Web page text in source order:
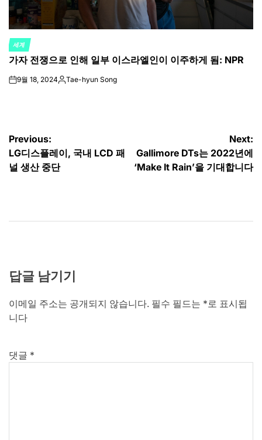
POSTED
IN
세계
가자 전쟁으로 인해 일부 이스라엘인이 이주하게 됨: NPR
on9월 18, 2024Posted
Tae-hyun Song
글
탐
Previous:
LG디스플레이, 국내 LCD 패
널 생산 중단
Next:
Gallimore DTs는 2022년에
‘Make It Rain’을 기대합니다
답글 남기기
이메일 주소는 공개되지 않습니다. 필수 필드는 * 로 표시됩
니다
댓글 *